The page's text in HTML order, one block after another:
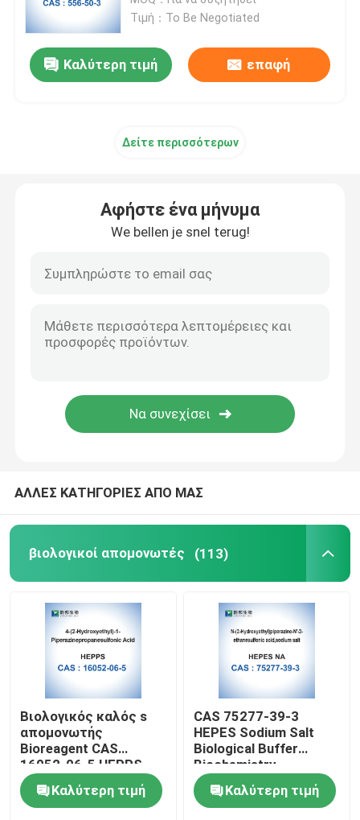
Τεχνητά διαγνωστικά αντιδραστήρια
Καλλυντικές πρώτες ύλες
Τιμή：To Be Negotiated
Καλύτερη τιμή επαφή
Δείτε περισσότερων
Αφήστε ένα μήνυμα
We bellen je snel terug!
ΑΛΛΕΣ ΚΑΤΗΓΟΡΙΕΣ ΑΠΟ ΜΑΣ
βιολογικοί απομονωτές (113)
Βιολογικός καλός s
απομονωτής
Bioreagent CAS
16052-06-5 HEPPS
EPPS
Καλύτερη τιμή
CAS 75277-39-3
HEPES Sodium Salt
Biological Buffer
Biochemistry
Καλύτερη τιμή